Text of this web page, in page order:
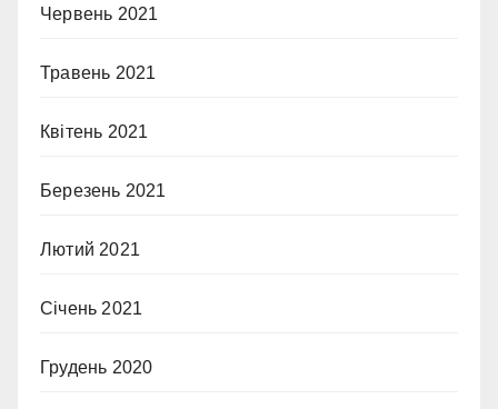
Червень 2021
Травень 2021
Квітень 2021
Березень 2021
Лютий 2021
Січень 2021
Грудень 2020